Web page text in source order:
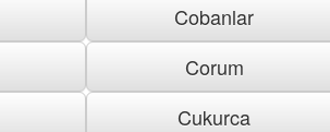
Cobanlar
Corum
Cukurca